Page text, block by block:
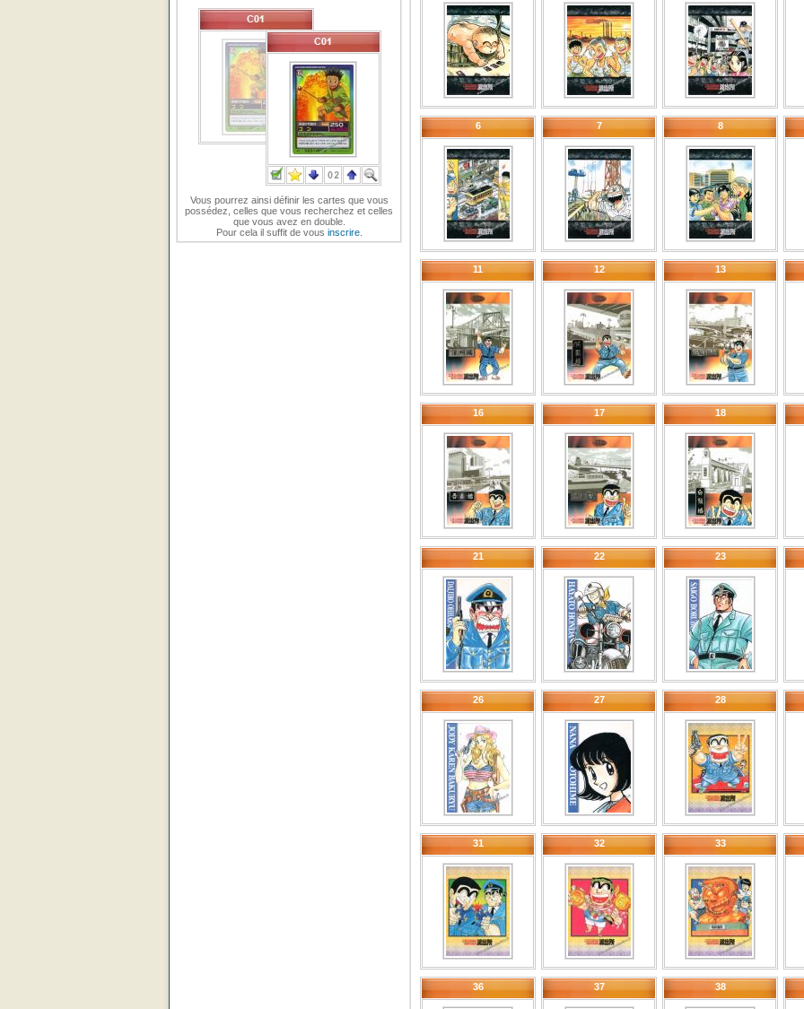
Vous pourrez ainsi définir les cartes que vous
possédez, celles que vous recherchez et celles
que vous avez en double.
Pour cela il suffit de vous inscrire.
6 7 8
11 12 13
16 17 18
21 22 23
26 27 28
31 32 33
36 37 38